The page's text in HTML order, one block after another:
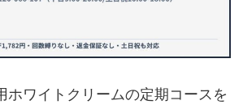
ホワイトクリームの定期コースを